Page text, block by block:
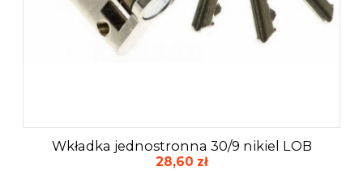
Wkładka jednostronna 30/9 nikiel LOB
28,60 zł